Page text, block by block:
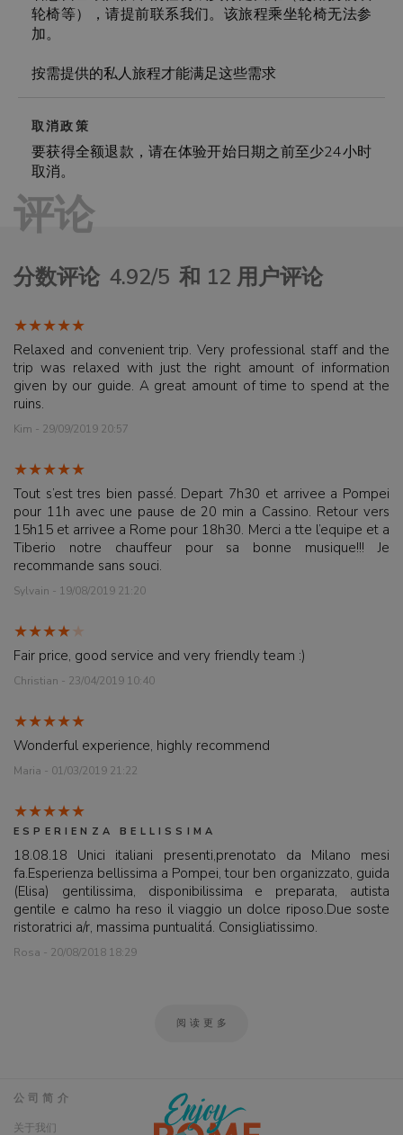
轮椅等），请提前联系我们。该旅程乘坐轮椅无法参
加。
按需提供的私人旅程才能满足这些需求
取消政策
要获得全额退款，请在体验开始日期之前至少24小时
取消。
评论
分数评论 4.92/5 和 12 用户评论
Relaxed and convenient trip. Very professional staff and the
trip was relaxed with just the right amount of information
given by our guide. A great amount of time to spend at the
ruins.
Kim - 29/09/2019 20:57
Tout s’est tres bien passé. Depart 7h30 et arrivee a Pompei
pour 11h avec une pause de 20 min a Cassino. Retour vers
15h15 et arrivee a Rome pour 18h30. Merci a tte l’equipe et a
Tiberio notre chauffeur pour sa bonne musique!!! Je
recommande sans souci.
Sylvain - 19/08/2019 21:20
Fair price, good service and very friendly team :)
Christian - 23/04/2019 10:40
Wonderful experience, highly recommend
Maria - 01/03/2019 21:22
ESPERIENZA BELLISSIMA
18.08.18 Unici italiani presenti,prenotato da Milano mesi
fa.Esperienza bellissima a Pompei, tour ben organizzato, guida
(Elisa) gentilissima, disponibilissima e preparata, autista
gentile e calmo ha reso il viaggio un dolce riposo.Due soste
ristoratrici a/r, massima puntualitá. Consigliatissimo.
Rosa - 20/08/2018 18:29
阅读更多
公司简介
关于我们